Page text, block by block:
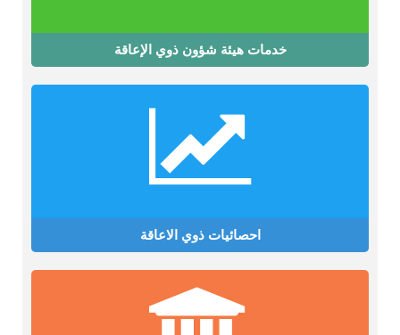
خدمات هيئة شؤون ذوي الإعاقة
احصائيات ذوي الاعاقة